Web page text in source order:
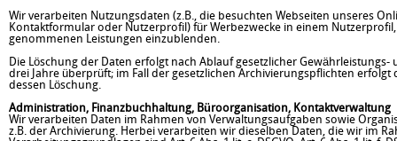
Wir verarbeiten Nutzungsdaten (z.B., die besuchten Webseiten unseres
Kontaktformular oder Nutzerprofil) für Werbezwecke in einem
genommenen Leistungen einzublenden.
Die Löschung der Daten erfolgt nach Ablauf gesetzlicher
drei Jahre überprüft; im Fall der gesetzlichen Archivierungspflichten
dessen Löschung.
Administration, Finanzbuchhaltung, Büroorganisation, Kontaktverwaltung
Wir verarbeiten Daten im Rahmen von Verwaltungsaufgaben sowie
z.B. der Archivierung. Herbei verarbeiten wir dieselben Daten, die wir im